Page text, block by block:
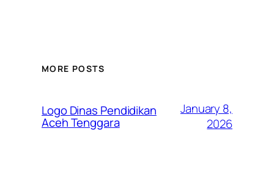
MORE POSTS
Logo Dinas Pendidikan
Aceh Tenggara
January 8,
2026